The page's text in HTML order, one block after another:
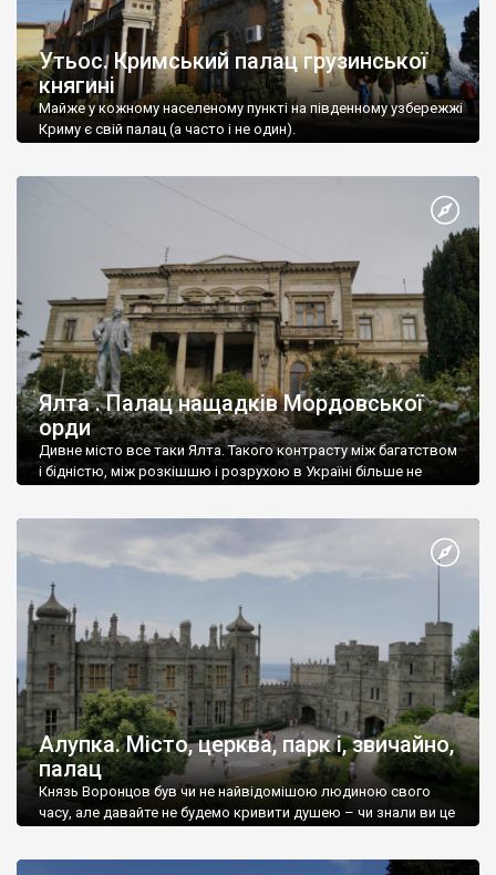
Утьос. Кримський палац грузинської
княгині
Майже у кожному населеному пункті на південному узбережжі
Криму є свій палац (а часто і не один).
Ялта . Палац нащадків Мордовської
орди
Дивне місто все таки Ялта. Такого контрасту між багатством
і бідністю, між розкішшю і розрухою в Україні більше не
Алупка. Місто, церква, парк і, звичайно,
палац
Князь Воронцов був чи не найвідомішою людиною свого
часу, але давайте не будемо кривити душею – чи знали ви це